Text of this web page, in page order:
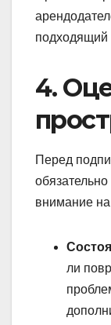
подходящий
4.
Перед
внимание
ли